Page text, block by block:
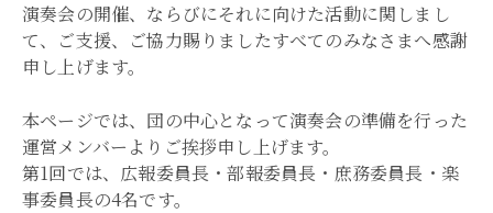
演奏会の開催、ならびにそれに向けた活動に関しまし
て、ご支援、ご協力賜りましたすべてのみなさまへ感謝
申し上げます。
本ページでは、団の中心となって演奏会の準備を行った
運営メンバーよりご挨拶申し上げます。
第1回では、広報委員長・部報委員長・庶務委員長・楽
事委員長の4名です。